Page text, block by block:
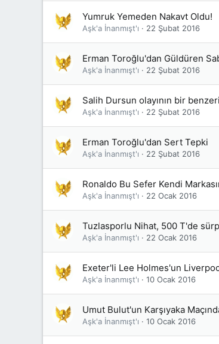
Yumruk Yemeden Nakavt Oldu!
Aşk'a İnanmışt'ı 22 Şubat 2016
Erman Toroğlu'dan Güldüren
Aşk'a İnanmışt'ı 22 Şubat 2016
Salih Dursun olayının bir
Aşk'a İnanmışt'ı 22 Şubat 2016
Erman Toroğlu'dan Sert Tepki
Aşk'a İnanmışt'ı 22 Şubat 2016
Ronaldo Bu Sefer Kendi
Aşk'a İnanmışt'ı 22 Ocak 2016
Tuzlasporlu Nihat, 500 T'de
Aşk'a İnanmışt'ı 22 Ocak 2016
Exeter'li Lee Holmes'un
Aşk'a İnanmışt'ı 10 Ocak 2016
Umut Bulut'un Karşıyaka
Aşk'a İnanmışt'ı 10 Ocak 2016